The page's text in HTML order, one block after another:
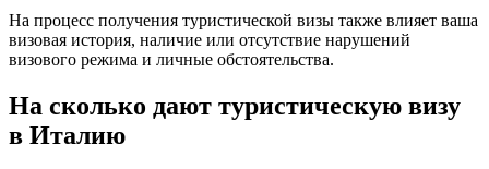
На процесс получения туристической визы также влияет ваша
визовая история, наличие или отсутствие нарушений
визового режима и личные обстоятельства.
На сколько дают туристическую визу
в Италию